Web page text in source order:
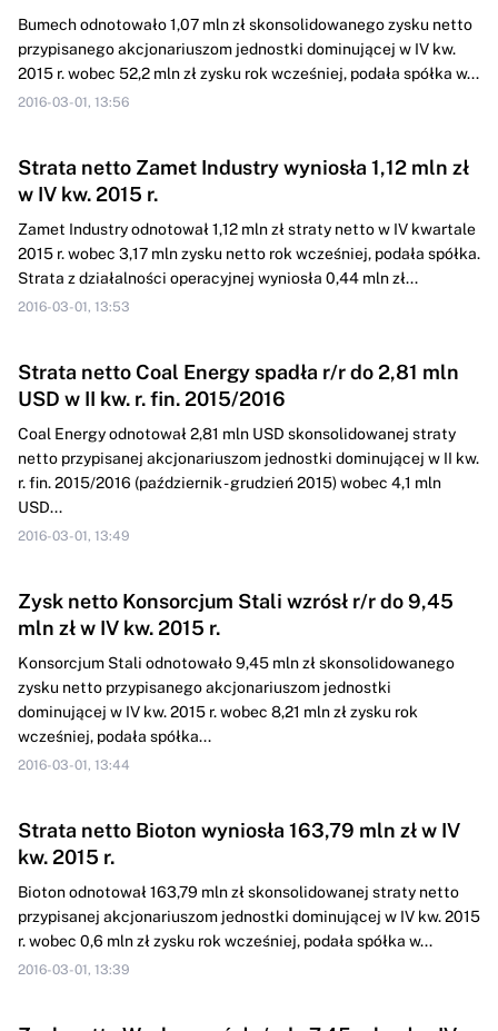
Bumech odnotowało 1,07 mln zł skonsolidowanego zysku netto
przypisanego akcjonariuszom jednostki dominującej w IV kw.
2015 r. wobec 52,2 mln zł zysku rok wcześniej, podała spółka w...
2016-03-01, 13:56
Strata netto Zamet Industry wyniosła 1,12 mln zł
w IV kw. 2015 r.
Zamet Industry odnotował 1,12 mln zł straty netto w IV kwartale
2015 r. wobec 3,17 mln zysku netto rok wcześniej, podała spółka.
Strata z działalności operacyjnej wyniosła 0,44 mln zł...
2016-03-01, 13:53
Strata netto Coal Energy spadła r/r do 2,81 mln
USD w II kw. r. fin. 2015/2016
Coal Energy odnotował 2,81 mln USD skonsolidowanej straty
netto przypisanej akcjonariuszom jednostki dominującej w II kw.
r. fin. 2015/2016 (październik - grudzień 2015) wobec 4,1 mln
USD...
2016-03-01, 13:49
Zysk netto Konsorcjum Stali wzrósł r/r do 9,45
mln zł w IV kw. 2015 r.
Konsorcjum Stali odnotowało 9,45 mln zł skonsolidowanego
zysku netto przypisanego akcjonariuszom jednostki
dominującej w IV kw. 2015 r. wobec 8,21 mln zł zysku rok
wcześniej, podała spółka...
2016-03-01, 13:44
Strata netto Bioton wyniosła 163,79 mln zł w IV
kw. 2015 r.
Bioton odnotował 163,79 mln zł skonsolidowanej straty netto
przypisanej akcjonariuszom jednostki dominującej w IV kw. 2015
r. wobec 0,6 mln zł zysku rok wcześniej, podała spółka w...
2016-03-01, 13:39